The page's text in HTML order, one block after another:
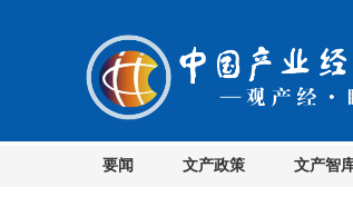
要闻 文产政策 文产智